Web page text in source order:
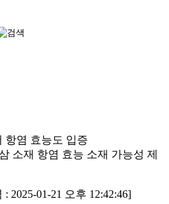
항염 효능도 입증
소재 항염 효능 소재 가능성 제
: 2025-01-21 오후 12:42:46]